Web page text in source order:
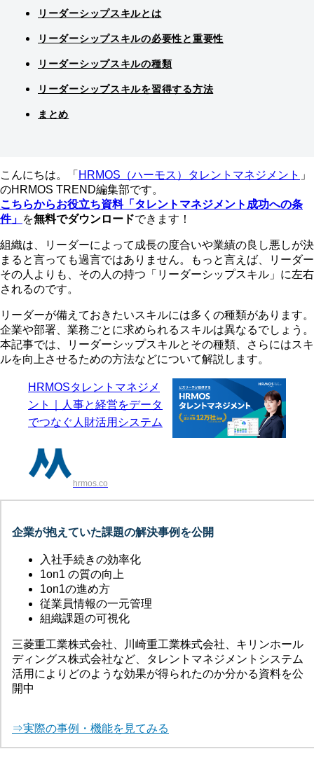
リーダーシップスキルとは
リーダーシップスキルの必要性と重要性
リーダーシップスキルの種類
リーダーシップスキルを習得する方法
まとめ
こんにちは。「 HRMOS（ハーモス）タレントマネジメント 」
のHRMOS TREND編集部です。
こちらからお役立ち資料「タレントマネジメント成功への条
件」 を無料でダウンロードできます！
組織は、リーダーによって成長の度合いや業績の良し悪しが決
まると言っても過言ではありません。もっと言えば、リーダー
その人よりも、その人の持つ「リーダーシップスキル」に左右
されるのです。
リーダーが備えておきたいスキルには多くの種類があります。
企業や部署、業務ごとに求められるスキルは異なるでしょう。
本記事では、リーダーシップスキルとその種類、さらにはスキ
ルを向上させるための方法などについて解説します。
HRMOSタレントマネジメ
ント｜人事と経営をデータ
でつなぐ人財活用システム
hrmos.co
企業が抱えていた課題の解決事例を公開
入社手続きの効率化
1on1 の質の向上
1on1の進め方
従業員情報の一元管理
組織課題の可視化
三菱重工業株式会社、川崎重工業株式会社、キリンホール
ディングス株式会社など、タレントマネジメントシステム
活用によりどのような効果が得られたのか分かる資料を公
開中
⇒実際の事例・機能を見てみる